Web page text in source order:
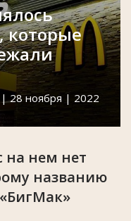
которые
28 ноября | 2022
на нем нет
названию